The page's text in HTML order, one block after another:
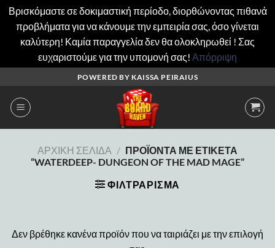
Βρισκόμαστε σε δοκιμαστική περίοδο, διορθώνοντας πιθανά
προβλήματα για να κάνουμε την εμπειρία σας, όσο γίνεται
καλύτερη! Καμία παραγγελία δεν θα ολοκληρωθεί ! Σας
ευχαριστούμε για την υπομονή σας! Απόρριψη
περιεχόμενο
POWERED BY KAISSA PEIRAIUS
ΑΡΧΙΚΉ ΣΕΛΊΔΑ / ΠΡΟΪΌΝΤΑ ΜΕ ΕΤΙΚΈΤΑ
“WATERDEEP- DUNGEON OF THE MAD MAGE”
ΦΙΛΤΡΆΡΙΣΜΑ
Δεν βρέθηκε κανένα προϊόν που να ταιριάζει με την επιλογή